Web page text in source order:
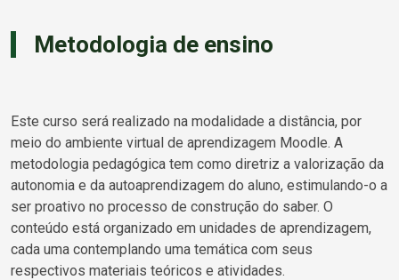
Metodologia de ensino
Este curso será realizado na modalidade a distância, por
meio do ambiente virtual de aprendizagem Moodle. A
metodologia pedagógica tem como diretriz a valorização da
autonomia e da autoaprendizagem do aluno, estimulando-o a
ser proativo no processo de construção do saber. O
conteúdo está organizado em unidades de aprendizagem,
cada uma contemplando uma temática com seus
respectivos materiais teóricos e atividades.